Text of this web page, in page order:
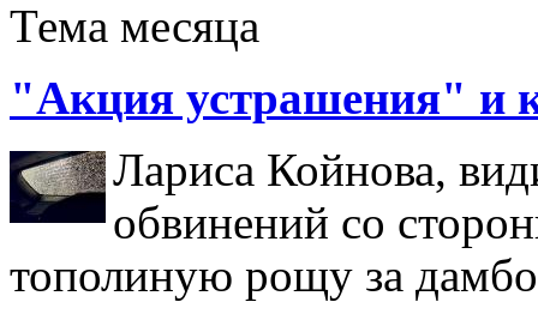
Тема месяца
"Акция устрашения" и
Лариса Койнова,
обвинений со
тополиную рощу за